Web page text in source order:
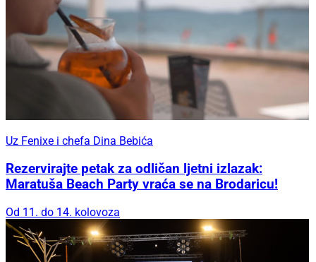
Uz Fenixe i chefa Dina Bebića
Rezervirajte petak za odličan ljetni izlazak:
Maratuša Beach Party vraća se na Brodaricu!
Od 11. do 14. kolovoza